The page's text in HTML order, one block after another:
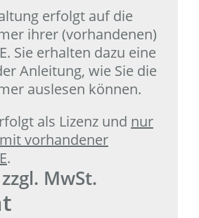
erfolgt auf die
ihrer (vorhandenen)
Sie erhalten dazu eine
Anleitung, wie Sie die
auslesen können.
als Lizenz und nur
mit vorhandener
.
zzgl. MwSt.